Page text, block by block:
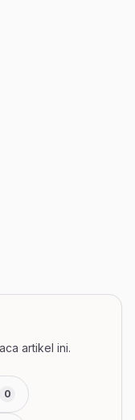
artikel ini.
0